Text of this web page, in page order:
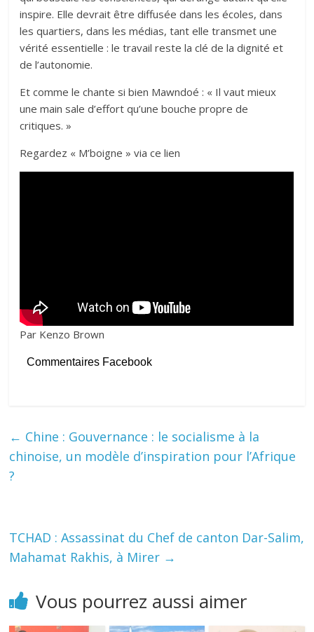
inspire. Elle devrait être diffusée dans les écoles, dans
les quartiers, dans les médias, tant elle transmet une
vérité essentielle : le travail reste la clé de la dignité et
de l’autonomie.
Et comme le chante si bien Mawndoé : « Il vaut mieux
une main sale d’effort qu’une bouche propre de
critiques. »
Regardez « M’boigne » via ce lien
Par Kenzo Brown
Commentaires Facebook
← Chine : Gouvernance : le socialisme à la
chinoise, un modèle d’inspiration pour l’Afrique
?
TCHAD : Assassinat du Chef de canton Dar-Salim,
Mahamat Rakhis, à Mirer →
Vous pourrez aussi aimer